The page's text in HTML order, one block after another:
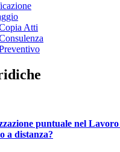
Atti
puntuale nel
a distanza?